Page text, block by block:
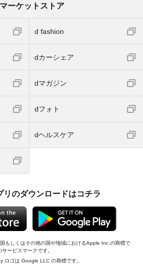
ーケットストア
d fashion
dカーシェア
dマガジン
dフォト
dヘルスケア
リのダウンロードはコチラ
もしくはその他の国や地域におけるApple Inc.の商標で
ービスマークです。
ゴは Google LLC の商標です。